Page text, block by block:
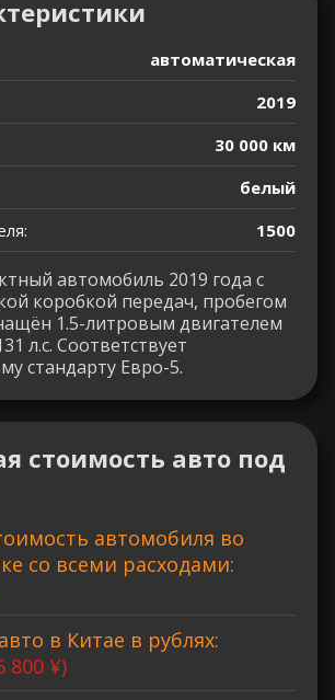
автоматическая
2019
30 000 км
белый
1500
автомобиль 2019 года с
коробкой передач, пробегом
1.5-литровым двигателем
л.с. Соответствует
стандарту Евро-5.
стоимость авто под
автомобиля во
со всеми расходами:
в Китае в рублях:
800 ¥)